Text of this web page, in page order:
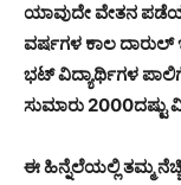
ಯಾವುದೇ ವೇತನ
ವರ್ಷಗಳ ಕಾಲ ದಾರುಲ್
ಭಟ್ ವಿದ್ಯಾರ್ಥಿಗಳ
ಸುಮಾರು 2000ದಷ್ಟು
ಈ ಹಿನ್ನೆಲೆಯಲ್ಲಿ ತಮ್ಮ